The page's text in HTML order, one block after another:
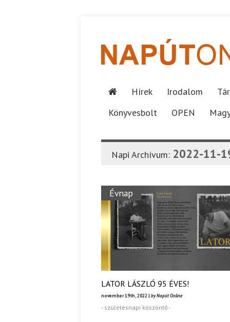
Hírek Irodalom
Könyvesbolt
OPEN
Napi Archívum: 2022-11-
Évnap
LATOR LÁSZLÓ 95 ÉVES!
november 19th, 2022 | by Napút Online
- születésnapi köszöntő -